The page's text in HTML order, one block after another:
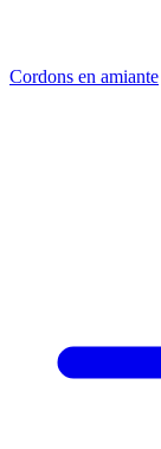
Cordons en amiante